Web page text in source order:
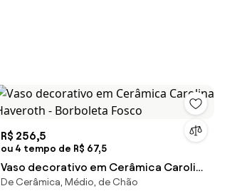
R$ 256,5
ou 4 tempo de R$ 67,5
Vaso decorativo em Cerâmica Carolina
Haveroth - Borboleta Fosco
De Cerâmica, Médio, de Chão